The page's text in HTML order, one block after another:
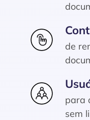
de
para
sem